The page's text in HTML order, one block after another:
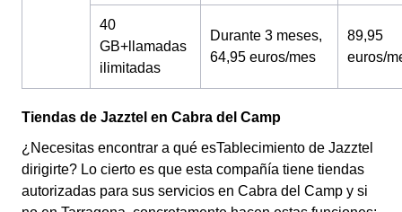
40
GB+llamadas
ilimitadas
Durante 3 meses,
64,95 euros/mes
89,95
euros/
Tiendas de Jazztel en Cabra del Camp
¿Necesitas encontrar a qué esTablecimiento de Jazztel
dirigirte? Lo cierto es que esta compañía tiene tiendas
autorizadas para sus servicios en Cabra del Camp y si